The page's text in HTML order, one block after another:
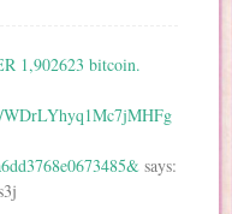
1,902623 bitcoin.
WDrLYhyq1Mc7jMHFg
says: